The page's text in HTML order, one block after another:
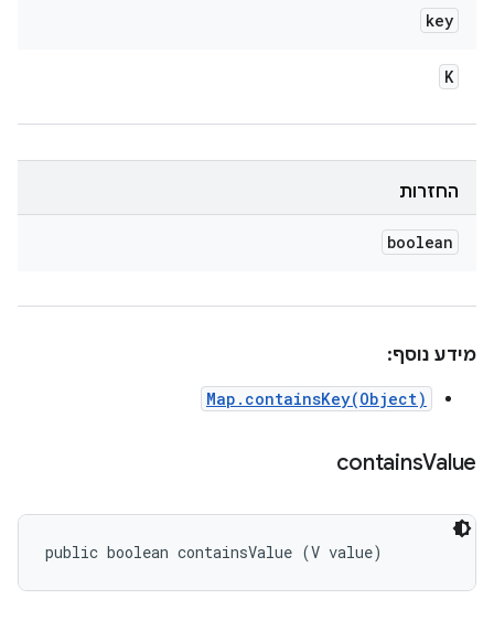
key
K
החזרות
boolean
מידע נוסף:
Map.containsKey(Object)
containsValue
public boolean containsValue (V value)